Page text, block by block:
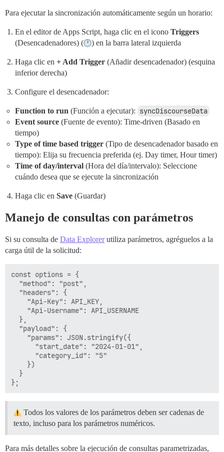
Para ejecutar la sincronización automáticamente según un horario:
En el editor de Apps Script, haga clic en el icono Triggers
(Desencadenadores) (
) en la barra lateral izquierda
Haga clic en + Add Trigger (Añadir desencadenador) (esquina
inferior derecha)
Configure el desencadenador:
Function to run (Función a ejecutar): syncDiscourseData
Event source (Fuente de evento): Time-driven (Basado en
tiempo)
Type of time based trigger (Tipo de desencadenador basado en
tiempo): Elija su frecuencia preferida (ej. Day timer, Hour timer)
Time of day/interval (Hora del día/intervalo): Seleccione
cuándo desea que se ejecute la sincronización
Haga clic en Save (Guardar)
Manejo de consultas con parámetros
Si su consulta de Data Explorerutiliza parámetros, agréguelos a la
carga útil de la solicitud:
const options = {
  "method": "post",
  "headers": {
    "Api-Key": API_KEY,
    "Api-Username": API_USERNAME
  },
  "payload": {
    "params": JSON.stringify({
      "start_date": "2024-01-01",
      "category_id": "5"
    })
  }
Todos los valores de los parámetros deben ser cadenas de
texto, incluso para los parámetros numéricos.
Para más detalles sobre la ejecución de consultas parametrizadas,